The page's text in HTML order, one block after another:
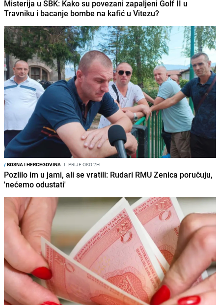
Misterija u SBK: Kako su povezani zapaljeni Golf II u
Travniku i bacanje bombe na kafić u Vitezu?
/BOSNA I HERCEGOVINA I PRIJE OKO 2H
Pozlilo im u jami, ali se vratili: Rudari RMU Zenica poručuju,
'nećemo odustati'